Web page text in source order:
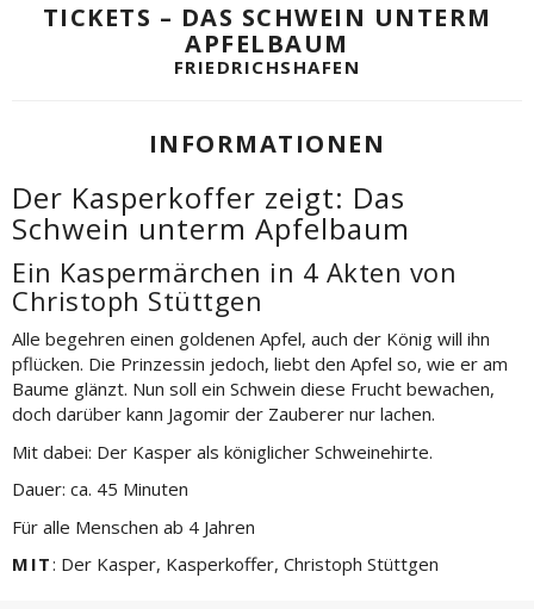
TICKETS – DAS SCHWEIN UNTERM
APFELBAUM
FRIEDRICHSHAFEN
INFORMATIONEN
Der Kasperkoffer zeigt: Das
Schwein unterm Apfelbaum
Ein Kaspermärchen in 4 Akten von
Christoph Stüttgen
Alle begehren einen goldenen Apfel, auch der König will ihn
pflücken. Die Prinzessin jedoch, liebt den Apfel so, wie er am
Baume glänzt. Nun soll ein Schwein diese Frucht bewachen,
doch darüber kann Jagomir der Zauberer nur lachen.
Mit dabei: Der Kasper als königlicher Schweinehirte.
Dauer: ca. 45 Minuten
Für alle Menschen ab 4 Jahren
MIT: Der Kasper, Kasperkoffer, Christoph Stüttgen